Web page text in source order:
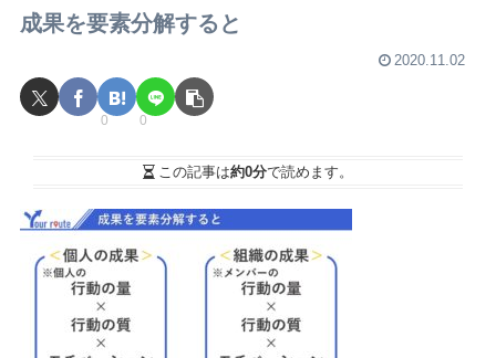
成果を要素分解すると
2020.11.02
0 0
この記事は約0分で読めます。